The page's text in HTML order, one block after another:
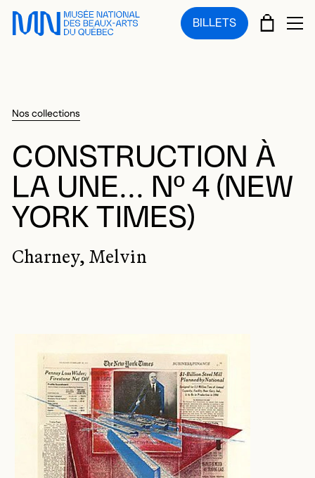
Sauter au menu principal
Sauter au contenu principal
Sauter au pied de page
BILLETS PANIER
Nos collections
CONSTRUCTION À
LA UNE... Nº 4 (NEW
YORK TIMES)
Charney, Melvin